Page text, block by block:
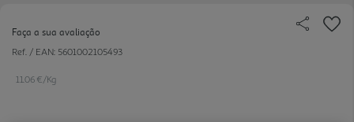
Faça a sua avaliação
Ref. / EAN: 5601002105493
11.06 €/Kg